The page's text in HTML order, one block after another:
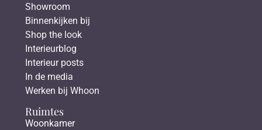
Showroom
Binnenkijken bij
Shop the look
Interieurblog
Interieur posts
In de media
Werken bij Whoon
Ruimtes
Woonkamer